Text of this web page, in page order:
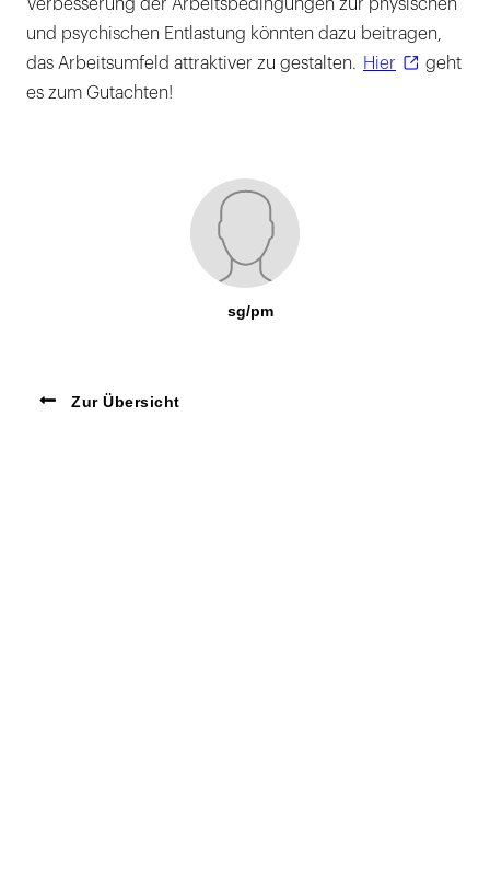
Verbesserung der Arbeitsbedingungen zur physischen
und psychischen Entlastung könnten dazu beitragen,
das Arbeitsumfeld attraktiver zu gestalten.
Hier
geht
es zum Gutachten!
sg/pm
Zur Übersicht